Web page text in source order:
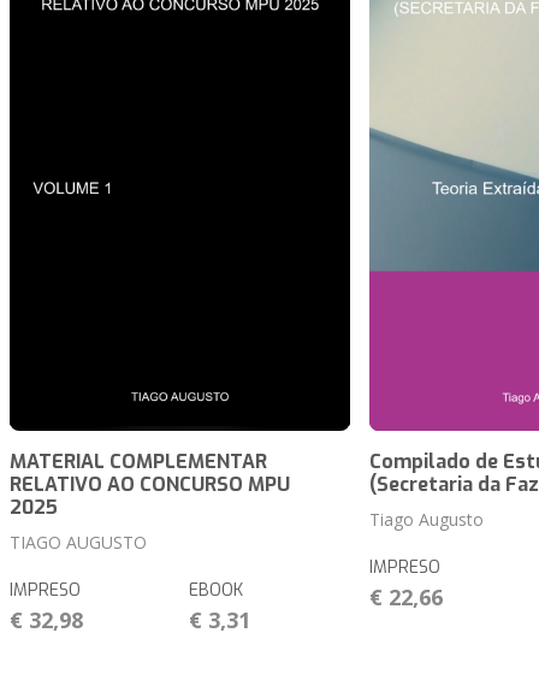
MATERIAL COMPLEMENTAR
RELATIVO AO CONCURSO MPU
2025
TIAGO AUGUSTO
IMPRESO
€ 32,98
EBOOK
€ 3,31
Compilado de
(Secretaria da
Tiago Augusto
IMPRESO
€ 22,66